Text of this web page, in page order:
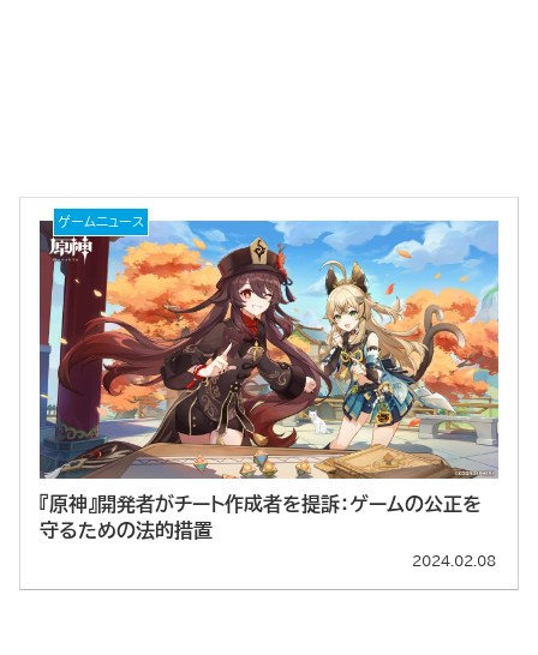
ゲームニュース
『原神』開発者がチート作成者を提訴：ゲームの公正を
守るための法的措置
2024.02.08